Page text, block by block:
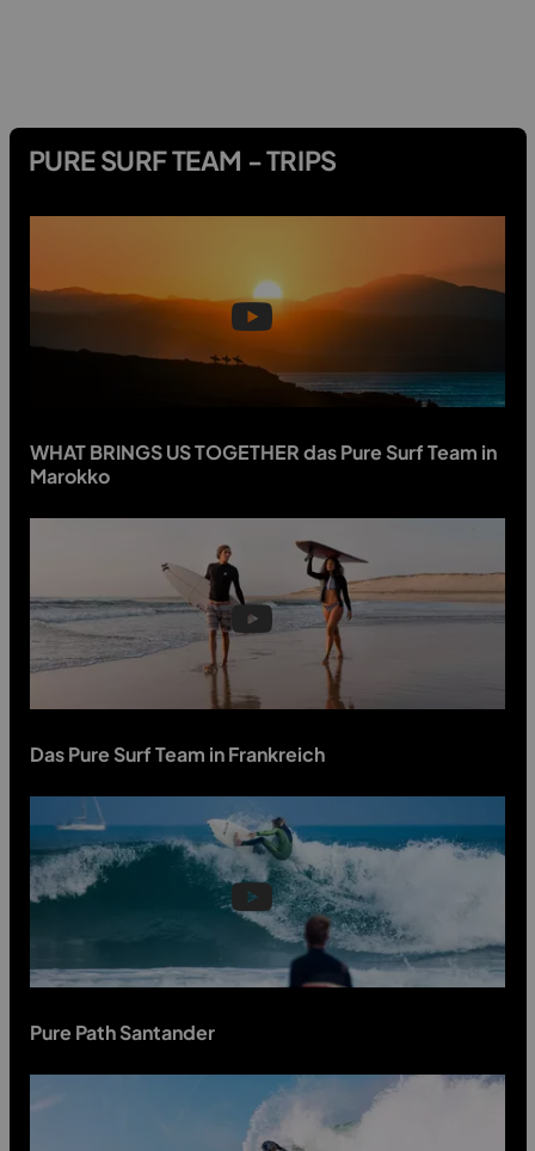
PURE SURF TEAM - TRIPS
WHAT BRINGS US TOGETHER das Pure Surf Team in
Marokko
Das Pure Surf Team in Frankreich
Pure Path Santander
ENDLESS SUMMER
bis 09.08.2026 buchen
ab sofort